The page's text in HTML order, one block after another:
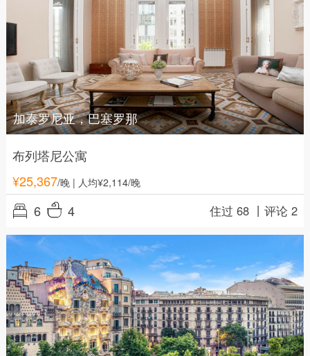
加泰罗尼亚，巴塞罗那
布列塔尼公寓
¥25,367/晚| 人均¥2,114/晚
6 4 住过 68 丨评论 2